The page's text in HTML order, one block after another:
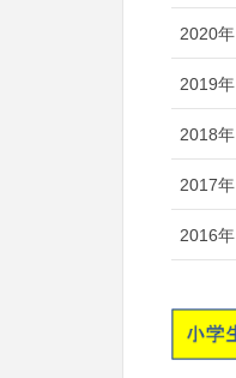
2020年
2019年
2018年
2017年
2016年